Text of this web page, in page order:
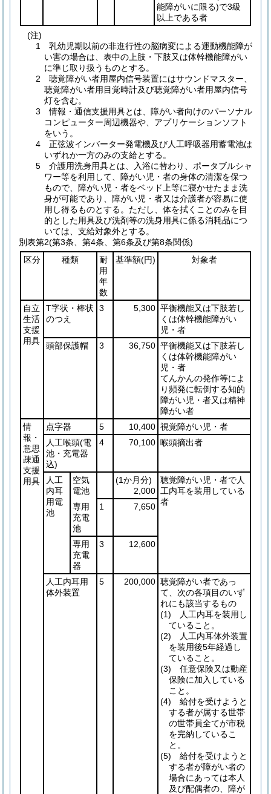
能障がいに限る)で3級
以上である者
(注)
1 乳幼児期以前の非進行性の脳病変による運動機能障が
い害の場合は、表中の上肢・下肢又は体幹機能障がい
に準じ取り扱うものとする。
2 聴覚障がい者用屋内信号装置にはサウンドマスター、
聴覚障がい者用目覚時計及び聴覚障がい者用屋内信号
灯を含む。
3 情報・通信支援用具とは、障がい者向けのパーソナル
コンピューター周辺機器や、アプリケーションソフト
をいう。
4 正弦波インバーター発電機及び人工呼吸器用蓄電池は
いずれか一方のみの支給とする。
5 介護用洗身用具とは、入浴に替わり、ポータブルシャ
ワー等を利用して、障がい児・者の身体の清潔を保つ
もので、障がい児・者をベッド上等に寝かせたまま洗
身が可能であり、障がい児・者又は介護者が容易に使
用し得るものとする。ただし、体を拭くことのみを目
的とした用具及び洗剤等の洗身用具に係る消耗品につ
いては、支給対象外とする。
別表第2(第3条、第4条、第6条及び第8条関係)
区分
種類
耐
用
年
数
基準額(円) 対象者
自立
生活
支援
用具
T字状・棒状
のつえ
3 5,300 平衡機能又は下肢若し
くは体幹機能障がい
児・者
頭部保護帽
3 36,750 平衡機能又は下肢若し
くは体幹機能障がい
児・者
てんかんの発作等によ
り頻発に転倒する知的
障がい児・者又は精神
障がい者
情
報・
意思
疎通
支援
用具
点字器 5 10,400 視覚障がい児・者
人工喉頭(電
池・充電器
込)
4 70,100 喉頭摘出者
人工
内耳
用電
池
空気
電池
(1か月分)
2,000
聴覚障がい児・者で人
工内耳を装用している
者
専用
充電
池
1 7,650
専用
充電
器
3 12,600
人工内耳用
体外装置
5 200,000 聴覚障がい者であっ
て、次の各項目のいず
れにも該当するもの
(1) 人工内耳を装用し
ていること。
(2) 人工内耳体外装置
を装用後5年経過し
ていること。
(3) 任意保険又は動産
保険に加入している
こと。
(4) 給付を受けようと
する者が属する世帯
の世帯員全てが市税
を完納しているこ
と。
(5) 給付を受けようと
する者が障がい者の
場合にあっては本人
及び配偶者の、障が